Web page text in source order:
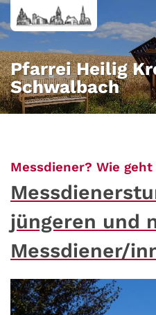
Zum Inhalt springen
Pfarrei Heilig
Schwalbach
Messdiener? Wie geht
jüngeren und
Messdiener/